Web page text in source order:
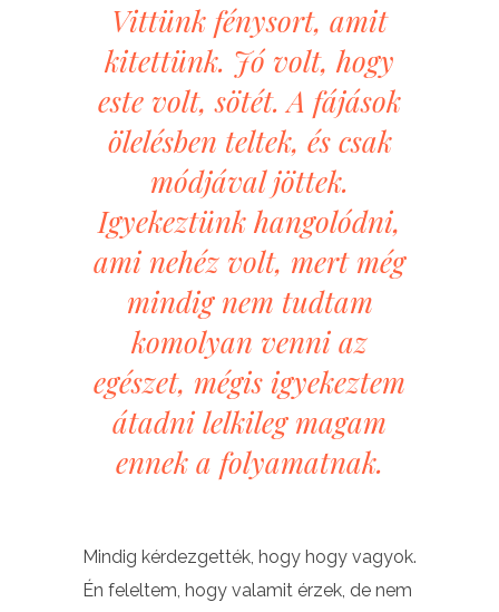
Vittünk fénysort, amit
kitettünk. Jó volt, hogy
este volt, sötét. A fájások
ölelésben teltek, és csak
módjával jöttek.
Igyekeztünk hangolódni,
ami nehéz volt, mert még
mindig nem tudtam
komolyan venni az
egészet, mégis igyekeztem
átadni lelkileg magam
ennek a folyamatnak.
Mindig kérdezgették, hogy hogy vagyok.
Én feleltem, hogy valamit érzek, de nem